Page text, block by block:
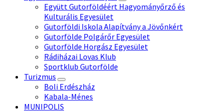
Együtt Gutorföldéért Hagyományőrző és
Kulturális Egyesület
Gutorföldi Iskola Alapítvány a Jövőnkért
Gutorfölde Polgárőr Egyesület
Gutorfölde Horgász Egyesület
Rádiházai Lovas Klub
Sportklub Gutorfölde
Turizmus
Boli Erdészház
Kabala-Ménes
MUNIPOLIS